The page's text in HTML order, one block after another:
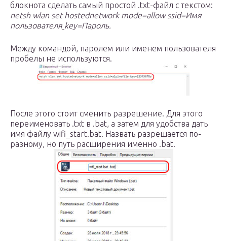
блокнота сделать самый простой .txt-файл с текстом:
netsh wlan set hostednetwork mode=allow ssid=Имя
пользователя key=Пароль.
Между командой, паролем или именем пользователя
пробелы не используются.
После этого стоит сменить разрешение. Для этого
переименовать .txt в .bat, а затем для удобства дать
имя файлу wifi_start.bat. Назвать разрешается по-
разному, но путь расширения именно .bat.